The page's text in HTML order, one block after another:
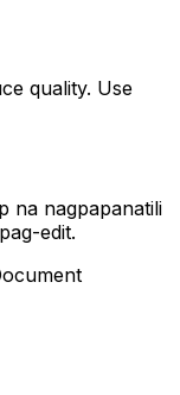
quality. Use
na nagpapanatili
edit.